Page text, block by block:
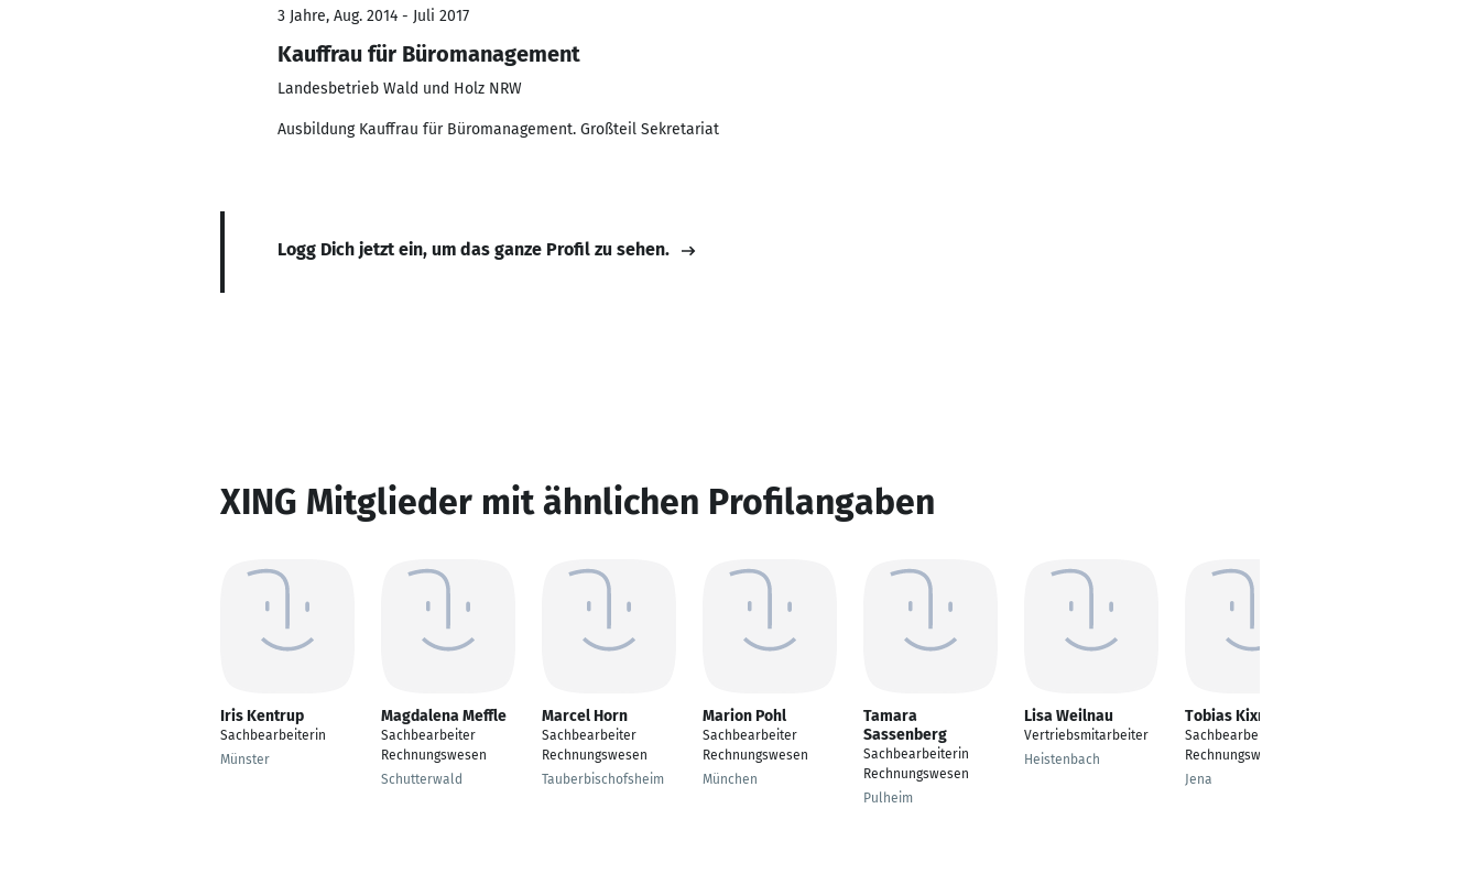
3 Jahre, Aug. 2014 - Juli 2017
Kauffrau für Büromanagement
Landesbetrieb Wald und Holz NRW
Ausbildung Kauffrau für Büromanagement. Großteil Sekretariat
Logg Dich jetzt ein, um das ganze Profil zu sehen.
XING Mitglieder mit ähnlichen Profilangaben
Iris Kentrup
Sachbearbeiterin
Münster
Magdalena Meffle
Sachbearbeiter
Rechnungswesen
Schutterwald
Marcel Horn
Sachbearbeiter
Rechnungswesen
Tauberbischofsheim
Marion Pohl
Sachbearbeiter
Rechnungswesen
München
Tamara
Sassenberg
Sachbearbeiterin
Rechnungswesen
Pulheim
Lisa Weilnau
Vertriebsmitarbeiter
Heistenbach
Tobias Kixmüller
Sachbearbeiter
Rechnungswesen
Jena